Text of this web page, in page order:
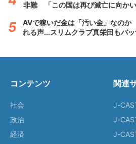
非難 「この国は再び滅亡に向かい
AVで稼いだ金は「汚い金」なの
れる声...スリムクラブ真栄田もバッ
コンテンツ
社会
政治
経済
関連
J-
J-
J-